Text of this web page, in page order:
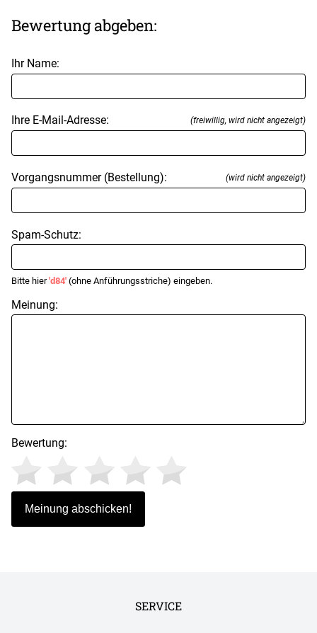
Bewertung abgeben:
Ihr Name:
Ihre E-Mail-Adresse: (freiwillig, wird nicht angezeigt)
Vorgangsnummer (Bestellung): (wird nicht angezeigt)
Spam-Schutz:
Bitte hier'd84' (ohne Anführungsstriche) eingeben.
Meinung:
Bewertung:
SERVICE